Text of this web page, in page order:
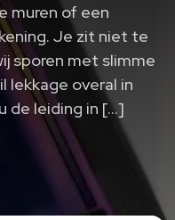
muren of een
Je zit niet te
sporen met slimme
lekkage overal in
de leiding in […]